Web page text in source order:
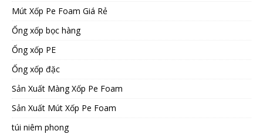
Mút Xốp Pe Foam Giá Rẻ
Ống xốp bọc hàng
Ống xốp PE
Ống xốp đặc
Sản Xuất Màng Xốp Pe Foam
Sản Xuất Mút Xốp Pe Foam
túi niêm phong